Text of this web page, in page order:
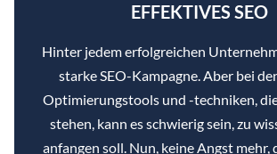
EFFEKTIVES SEO
Hinter jedem erfolgreichen
starke SEO-Kampagne. Aber bei
Optimierungstools und -techniken,
stehen, kann es schwierig sein, zu
anfangen soll. Nun, keine Angst mehr,